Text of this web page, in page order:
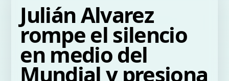
Julián Alvarez
rompe el silencio
en medio del
Mundial y presiona